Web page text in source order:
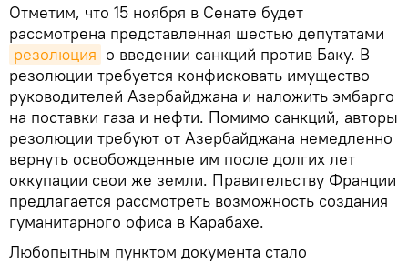
Отметим, что 15 ноября в Сенате будет
рассмотрена представленная шестью депутатами
резолюция о введении санкций против Баку. В
резолюции требуется конфисковать имущество
руководителей Азербайджана и наложить эмбарго
на поставки газа и нефти. Помимо санкций, авторы
резолюции требуют от Азербайджана немедленно
вернуть освобожденные им после долгих лет
оккупации свои же земли. Правительству Франции
предлагается рассмотреть возможность создания
гуманитарного офиса в Карабахе.
Любопытным пунктом документа стало